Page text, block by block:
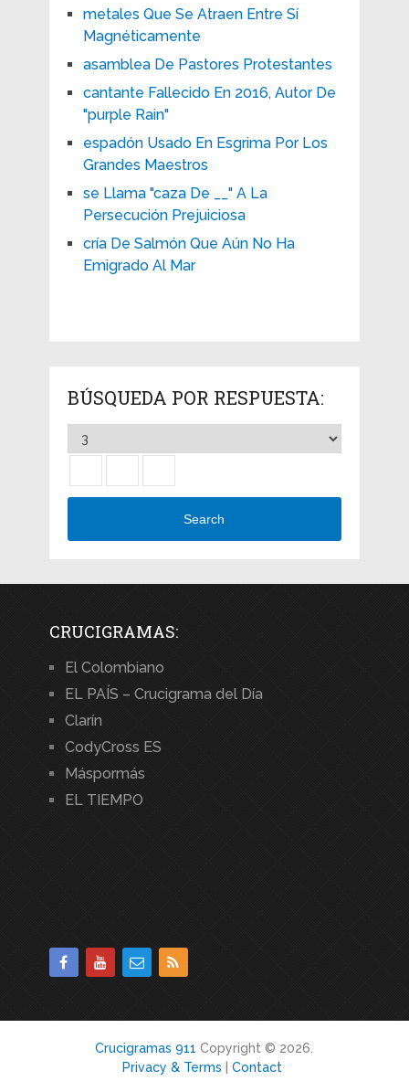
metales Que Se Atraen Entre Sí
Magnéticamente
asamblea De Pastores Protestantes
cantante Fallecido En 2016, Autor De
"purple Rain"
espadón Usado En Esgrima Por Los
Grandes Maestros
se Llama "caza De __" A La
Persecución Prejuiciosa
cría De Salmón Que Aún No Ha
Emigrado Al Mar
BÚSQUEDA POR RESPUESTA:
Search
CRUCIGRAMAS:
El Colombiano
EL PAÍS – Crucigrama del Día
Clarín
CodyCross ES
Máspormás
EL TIEMPO
Crucigramas 911 Copyright © 2026.
Privacy & Terms |Contact